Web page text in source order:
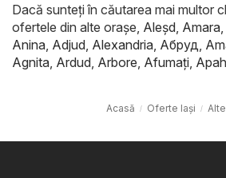
Dacă sunteți în căutarea mai multor
ofertele din alte orașe, Aleşd Amara
Anina Adjud Alexandria Абруд
Agnita Ardud Arbore Afumaţi
Acasă Oferte Iași